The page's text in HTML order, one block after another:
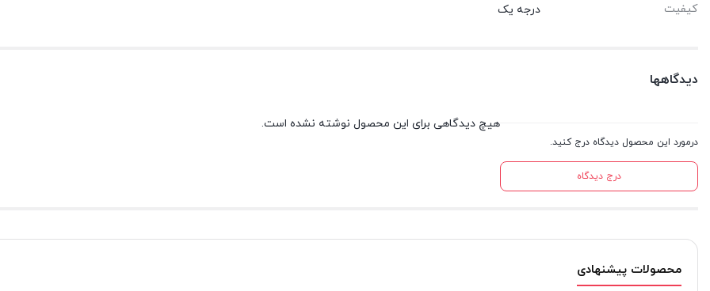
کیفیت درجه یک
دیدگاهها
درمورد این محصول دیدگاه درج کنید.
درج دیدگاه
هیچ دیدگاهی برای این محصول نوشته نشده است.
محصولات پیشنهادی